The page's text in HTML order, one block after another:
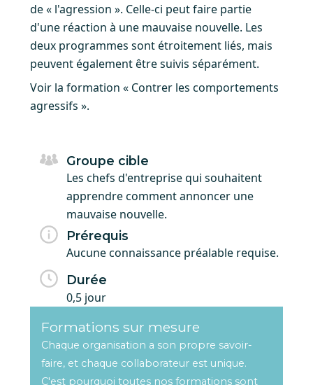
de « l'agression ». Celle-ci peut faire partie
d'une réaction à une mauvaise nouvelle. Les
deux programmes sont étroitement liés, mais
peuvent également être suivis séparément.
Voir la formation « Contrer les comportements
agressifs ».
Groupe cible
Les chefs d'entreprise qui souhaitent
apprendre comment annoncer une
mauvaise nouvelle.
Prérequis
Aucune connaissance préalable requise.
Durée
0,5 jour
Formations sur mesure
Chaque organisation a son propre savoir-
faire, et chaque collaborateur est unique.
C'est pourquoi toutes nos formations sont